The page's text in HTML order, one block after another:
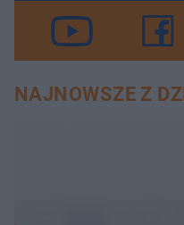
NAJNOWSZE Z